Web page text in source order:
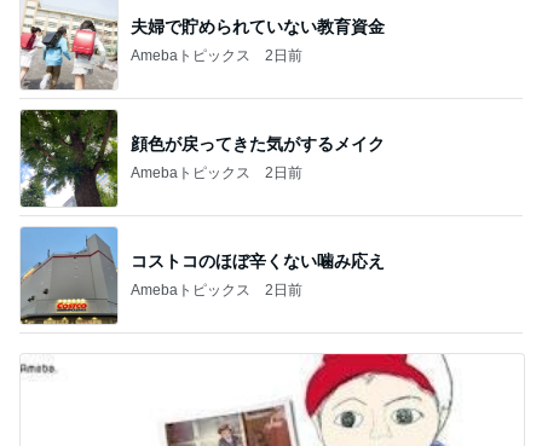
夫婦で貯められていない教育資金
Amebaトピックス 2日前
顔色が戻ってきた気がするメイク
Amebaトピックス 2日前
コストコのほぼ辛くない噛み応え
Amebaトピックス 2日前